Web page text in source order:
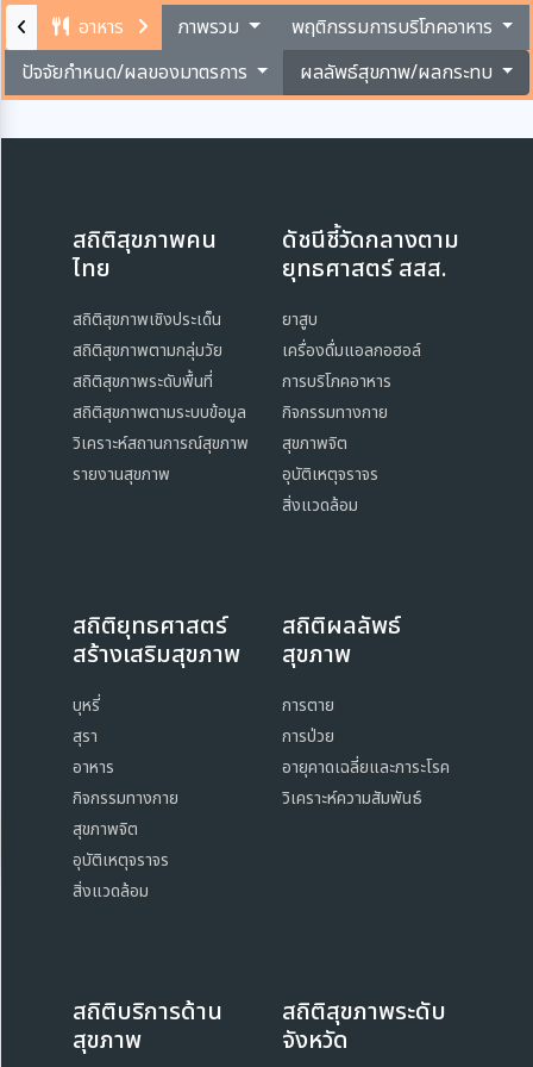
อาหาร ภาพรวม
พฤติกรรมการบริโภคอาหาร
ปัจจัยกำหนด/ผลของมาตรการ
ผลลัพธ์สุขภาพ/ผลกระทบ
สถิติสุขภาพคน
ไทย
สถิติสุขภาพเชิงประเด็น
สถิติสุขภาพตามกลุ่มวัย
สถิติสุขภาพระดับพื้นที่
สถิติสุขภาพตามระบบข้อมูล
วิเคราะห์สถานการณ์สุขภาพ
รายงานสุขภาพ
ดัชนีชี้วัดกลางตาม
ยุทธศาสตร์ สสส.
ยาสูบ
เครื่องดื่มแอลกอฮอล์
การบริโภคอาหาร
กิจกรรมทางกาย
สุขภาพจิต
อุบัติเหตุจราจร
สิ่งแวดล้อม
สถิติยุทธศาสตร์
สร้างเสริมสุขภาพ
บุหรี่
สุรา
อาหาร
กิจกรรมทางกาย
สุขภาพจิต
อุบัติเหตุจราจร
สิ่งแวดล้อม
สถิติผลลัพธ์
สุขภาพ
การตาย
การป่วย
อายุคาดเฉลี่ยและภาระโรค
วิเคราะห์ความสัมพันธ์
สถิติบริการด้าน
สุขภาพ
สถิติสุขภาพระดับ
จังหวัด